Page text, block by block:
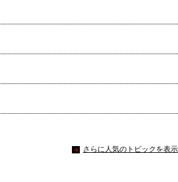
さらに人気のトピックを表示